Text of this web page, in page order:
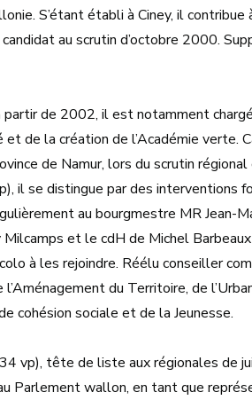
S’étant établi à Ciney, il contribue
au scrutin d’octobre 2000.
de 2002, il est notamment
de la création de l’Académie verte.
de Namur, lors du scrutin
il se distingue par des interventions
au bourgmestre MR Jean-
et le cdH de Michel
à les rejoindre. Réélu conseiller
du Territoire, de
cohésion sociale et de la Jeunesse.
vp), tête de liste aux régionales de
Parlement wallon, en tant que